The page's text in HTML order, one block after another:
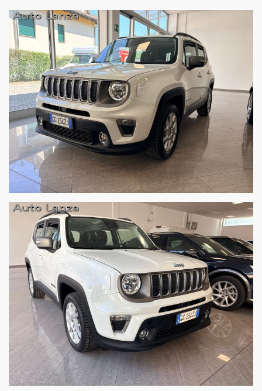
pertanto Auto Lanza snc declina ogni responsabilita' per eventuali
involontarie incongruenze dovute al sistema automatico di
pubblicazione degli annunci, che non rappresentato un impegno
contrattuale.